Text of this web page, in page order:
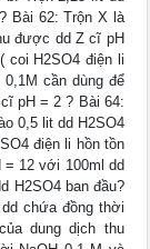
Bài 62: Trộn X là
được dd Z cĩ pH
H2SO4 điện li
cần dùng để
pH = 2 ? Bài 64:
0,5 lit dd H2SO4
điện li hồn tồn
= 12 với 100ml dd
H2SO4 ban đầu?
chứa đồng thời
dung dịch thu